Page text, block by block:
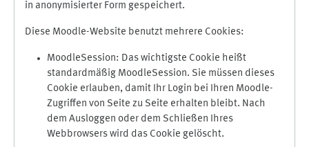
in anonymisierter Form gespeichert.
Diese Moodle-Website benutzt mehrere Cookies:
MoodleSession: Das wichtigste Cookie heißt
standardmäßig MoodleSession. Sie müssen dieses
Cookie erlauben, damit Ihr Login bei Ihren Moodle-
Zugriffen von Seite zu Seite erhalten bleibt. Nach
dem Ausloggen oder dem Schließen Ihres
Webbrowsers wird das Cookie gelöscht.